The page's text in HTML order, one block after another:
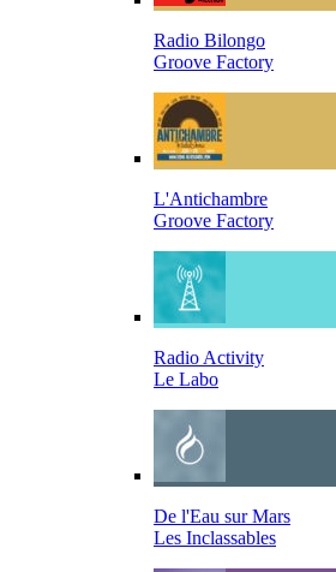
Radio Bilongo
Groove Factory
L'Antichambre
Groove Factory
Radio Activity
Le Labo
De l'Eau sur Mars
Les Inclassables